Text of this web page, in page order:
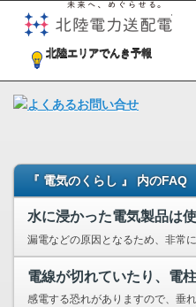
北陸エリアでんき予報
『 電気のくらし 』 内のFAQ
水に浸かった電気製品は
漏電などの原因となるため、非常
電線が切れていたり、電
感電する恐れがありますので、垂